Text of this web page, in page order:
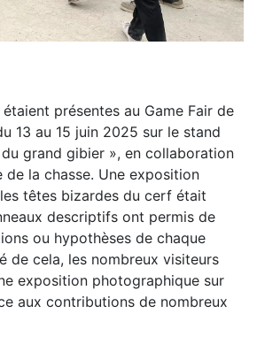
étaient présentes au Game Fair de
13 au 15 juin 2025 sur le stand
grand gibier », en collaboration
de la chasse. Une exposition
têtes bizardes du cerf était
descriptifs ont permis de
ou hypothèses de chaque
de cela, les nombreux visiteurs
exposition photographique sur
aux contributions de nombreux